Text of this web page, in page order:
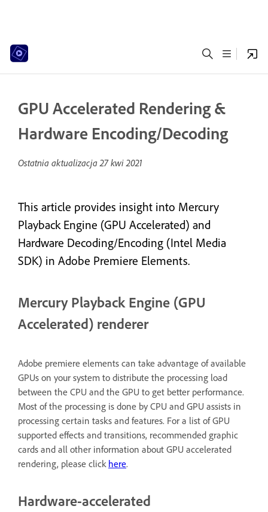
GPU Accelerated Rendering &
Hardware Encoding/Decoding
Ostatnia aktualizacja27 kwi 2021
This article provides insight into Mercury
Playback Engine (GPU Accelerated) and
Hardware Decoding/Encoding (Intel Media
SDK) in Adobe Premiere Elements.
Mercury Playback Engine (GPU
Accelerated) renderer
Adobe premiere elements can take advantage of available
GPUs on your system to distribute the processing load
between the CPU and the GPU to get better performance.
Most of the processing is done by CPU and GPU assists in
processing certain tasks and features. For a list of GPU
supported effects and transitions, recommended graphic
cards and all other information about GPU accelerated
rendering, please click here.
Hardware-accelerated